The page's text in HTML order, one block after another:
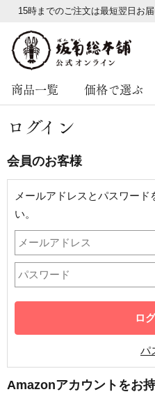
15時までのご注文は最短翌日お
商品一覧 価格で選ぶ
ログイン
会員のお客様
メールアドレスとパスワード
い。
パ
Amazonアカウントをお